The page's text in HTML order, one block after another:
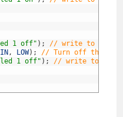
1 off" ) ;
// write to pc
, LOW) ;
// Turn off the LED
1 off" ) ;
// write to